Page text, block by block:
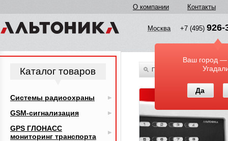
О компании Контакты
Москва +7 (495) 926-
Ваш город —
Да
По всему каталогу
Каталог товаров
Системы радиоохраны
GSM-сигнализация
GPS ГЛОНАСС
мониторинг транспорта